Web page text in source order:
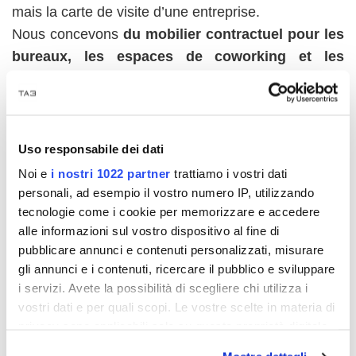
Uso responsabile dei dati
Noi e i nostri 1022 partner trattiamo i vostri dati
personali, ad esempio il vostro numero IP, utilizzando
tecnologie come i cookie per memorizzare e accedere
alle informazioni sul vostro dispositivo al fine di
pubblicare annunci e contenuti personalizzati, misurare
gli annunci e i contenuti, ricercare il pubblico e sviluppare
i servizi. Avete la possibilità di scegliere chi utilizza i
vostri dati e per quali scopi. Le vostre scelte in materia di
mais la carte de visite d’une entreprise.
Nous concevons du mobilier contractuel pour les
bureaux, les espaces de coworking et les
, en mettant l'accent sur
l'ergonomie, l'efficacité et une image coordonnée.
fonctionnels et représentatifs de votre identité
d’entreprise.